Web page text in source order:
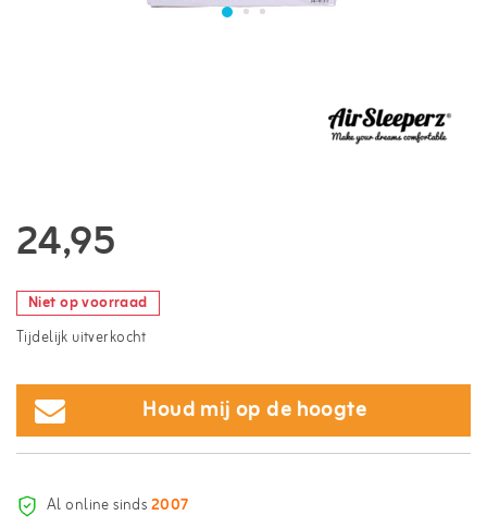
24,95
Niet op voorraad
Tijdelijk uitverkocht
Houd mij op de hoogte
Al online sinds2007